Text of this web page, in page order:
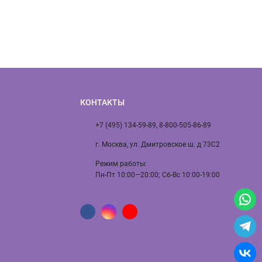
КОНТАКТЫ
+7 (495) 134-59-89, 8-800-505-86-89
г. Москва, ул. Дмитровское ш. д 73С2
Режим работы:
Пн-Пт 10:00—20:00; Сб-Вс 10:00-19:00